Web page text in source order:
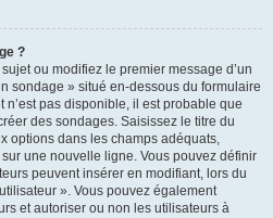
?
ou modifiez le premier message d’un
sondage » situé en-dessous du formulaire
pas disponible, il est probable que
des sondages. Saisissez le titre du
options dans les champs adéquats,
une nouvelle ligne. Vous pouvez définir
peuvent insérer en modifiant, lors du
». Vous pouvez également
et autoriser ou non les utilisateurs à